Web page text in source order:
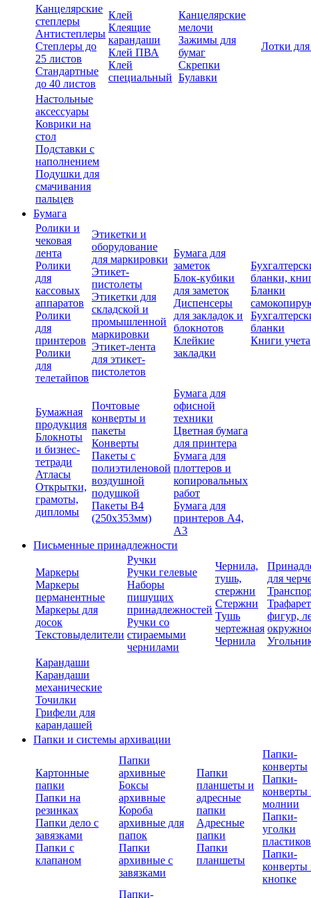
Канцелярские
степлеры
Антистеплеры
Степлеры до
25 листов
Стандартные
до 40 листов
Клей
Клеящие
карандаши
Клей ПВА
Клей
специальный
Канцелярские
мелочи
Зажимы для
бумаг
Скрепки
Булавки
Лотки
Настольные
аксессуары
Коврики на
стол
Подставки с
наполнением
Подушки для
смачивания
пальцев
Бумага
Ролики и
чековая
лента
Ролики
для
кассовых
аппаратов
Ролики
для
принтеров
Ролики
для
телетайпов
Этикетки и
оборудование
для маркировки
Этикет-
пистолеты
Этикетки для
складской и
промышленной
маркировки
Этикет-лента
для этикет-
пистолетов
Бумага для
заметок
Блок-кубики
для заметок
Диспенсеры
для закладок и
блокнотов
Клейкие
закладки
бланки,
Бланки
бланки
Книги учета
Бумажная
продукция
Блокноты
и бизнес-
тетради
Атласы
Открытки,
грамоты,
дипломы
Почтовые
конверты и
пакеты
Конверты
Пакеты с
полиэтиленовой
воздушной
подушкой
Пакеты В4
(250х353мм)
Бумага для
офисной
техники
Цветная бумага
для принтера
Бумага для
плоттеров и
копировальных
работ
Бумага для
принтеров А4,
А3
Письменные принадлежности
Маркеры
Маркеры
перманентные
Маркеры для
досок
Текстовыделители
Ручки
Ручки гелевые
Наборы
пишущих
принадлежностей
Ручки со
стираемыми
чернилами
Чернила,
тушь,
стержни
Стержни
Тушь
чертежная
Чернила
для
фигур,
Карандаши
Карандаши
механические
Точилки
Грифели для
карандашей
Папки и системы архивации
Картонные
папки
Папки на
резинках
Папки дело с
завязками
Папки с
клапаном
Папки
архивные
Боксы
архивные
Короба
архивные для
папок
Папки
архивные с
завязками
Папки
планшеты и
адресные
папки
Адресные
папки
Папки
планшеты
Папки-
конверты
Папки-
конверты
молнии
Папки-
уголки
Папки-
конверты
кнопке
Папки-